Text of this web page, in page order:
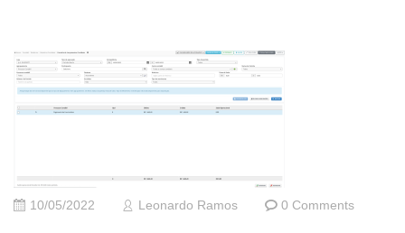
10/05/2022 Leonardo Ramos 0 Comments